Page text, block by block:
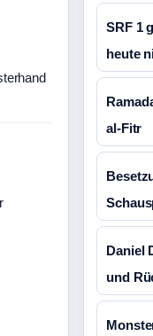
SRF 1
heute
al-Fitr
Daniel
und